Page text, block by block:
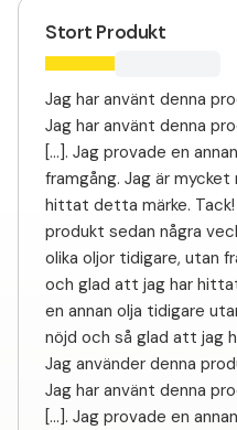
Stort Produkt
Jag har använt denna
Jag har använt denna
[...]. Jag provade en
framgång. Jag är
hittat detta märke. Tack!
produkt sedan några
olika oljor tidigare, utan
och glad att jag har
en annan olja tidigare
nöjd och så glad att jag
Jag använder denna
Jag har använt denna
[...]. Jag provade en